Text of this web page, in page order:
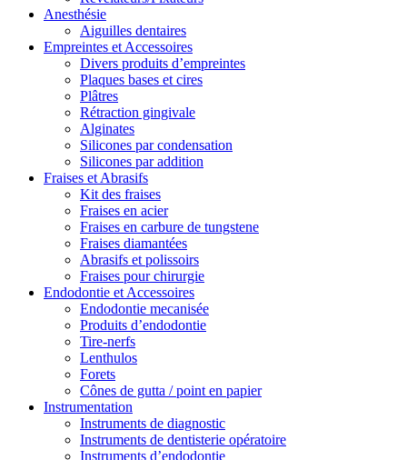
Anesthésie
Aiguilles dentaires
Empreintes et Accessoires
Divers produits d’empreintes
Plaques bases et cires
Plâtres
Rétraction gingivale
Alginates
Silicones par condensation
Silicones par addition
Fraises et Abrasifs
Kit des fraises
Fraises en acier
Fraises en carbure de tungstene
Fraises diamantées
Abrasifs et polissoirs
Fraises pour chirurgie
Endodontie et Accessoires
Endodontie mecanisée
Produits d’endodontie
Tire-nerfs
Lenthulos
Forets
Cônes de gutta / point en papier
Instrumentation
Instruments de diagnostic
Instruments de dentisterie opératoire
Instruments d’endodontie